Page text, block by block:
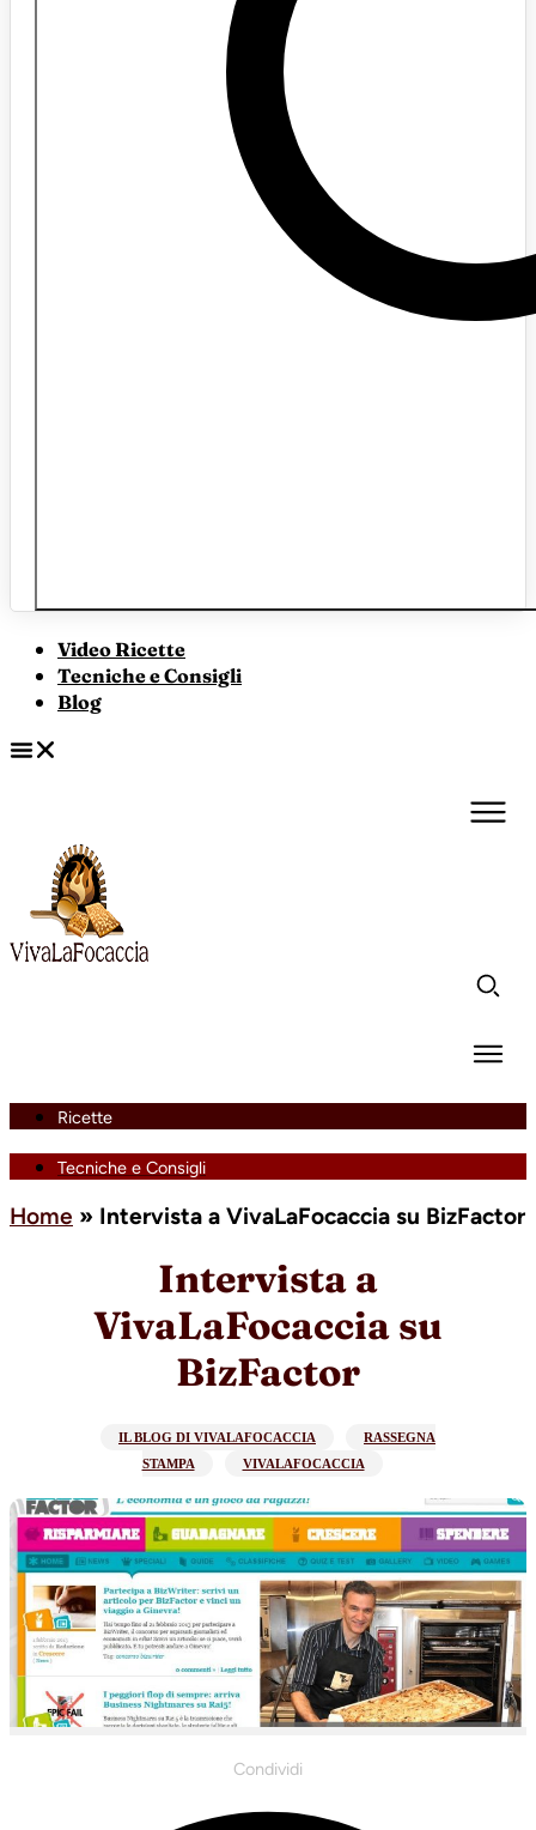
Video Ricette
Tecniche e Consigli
Blog
Ricette
Tecniche e Consigli
Home » Intervista a VivaLaFocaccia su BizFactor
Intervista a
VivaLaFocaccia su
BizFactor
IL BLOG DI VIVALAFOCACCIA
RASSEGNA
STAMPA
VIVALAFOCACCIA
Condividi